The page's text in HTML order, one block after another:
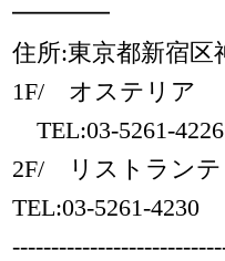
━━━━
住所:東京都新宿区
1F/ オステリ
TEL:03-5261-4226
2F/ リストラン
TEL:03-5261-4230